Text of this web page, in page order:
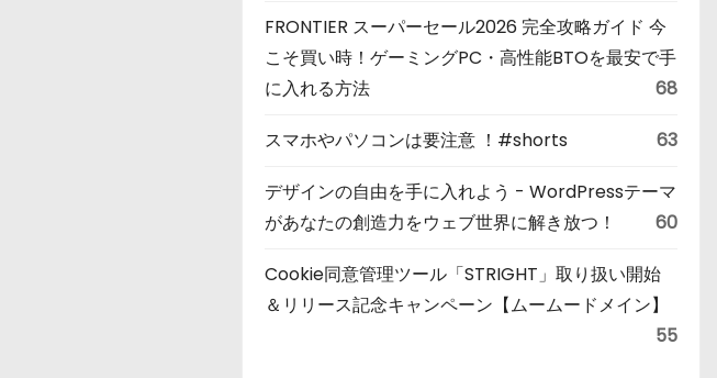
FRONTIER スーパーセール2026 完全攻略ガイド 今
こそ買い時！ゲーミングPC・高性能BTOを最安で手
に入れる方法
68
スマホやパソコンは要注意 ！#shorts 63
デザインの自由を手に入れよう - WordPressテーマ
があなたの創造力をウェブ世界に解き放つ！
60
Cookie同意管理ツール「STRIGHT」取り扱い開始
＆リリース記念キャンペーン【ムームードメイン】
55